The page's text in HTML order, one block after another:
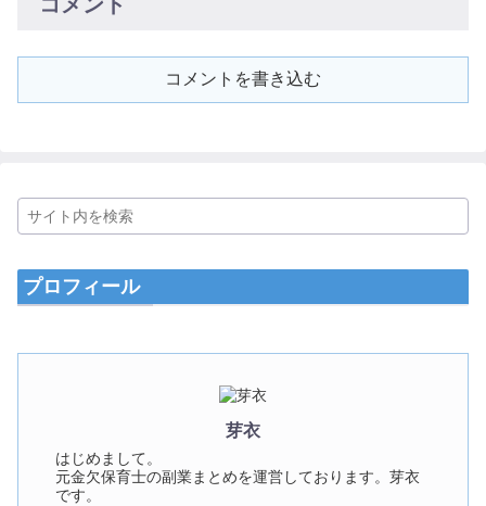
コメントを書き込む
プロフィール
芽衣
はじめまして。
元金欠保育士の副業まとめを運営しております。芽衣
です。